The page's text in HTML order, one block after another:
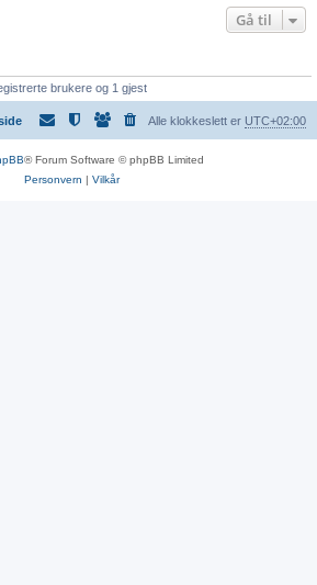
Gå til
brukere og 1 gjest
Alle klokkeslett er UTC+02:00
® Forum Software © phpBB Limited
Personvern | Vilkår